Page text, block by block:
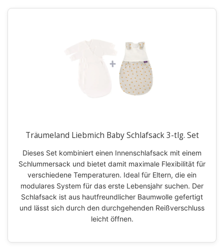
Träumeland Liebmich Baby Schlafsack 3-tlg. Set
Dieses Set kombiniert einen Innenschlafsack mit einem
Schlummersack und bietet damit maximale Flexibilität für
verschiedene Temperaturen. Ideal für Eltern, die ein
modulares System für das erste Lebensjahr suchen. Der
Schlafsack ist aus hautfreundlicher Baumwolle gefertigt
und lässt sich durch den durchgehenden Reißverschluss
leicht öffnen.